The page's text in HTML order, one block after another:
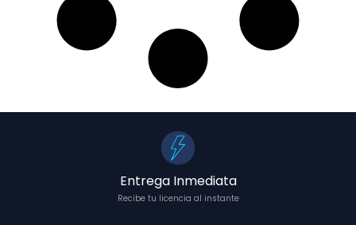
Entrega Inmediata
Recibe tu licencia al instante